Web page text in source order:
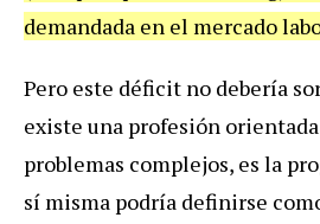
demandada en el mercado
Pero este déficit no debería
existe una profesión
problemas complejos, es la
sí misma podría definirse